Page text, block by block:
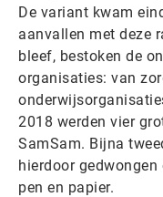
De variant kwam
aanvallen met deze
bleef, bestoken de
organisaties: van
2018 werden vier
SamSam. Bijna
hierdoor
pen en papier.